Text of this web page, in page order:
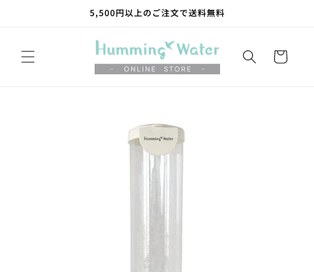
5,500円以上のご注文で送料無料
ー